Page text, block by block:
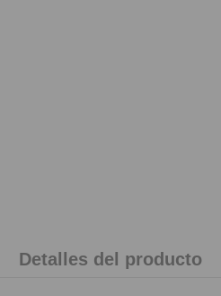
Detalles del producto